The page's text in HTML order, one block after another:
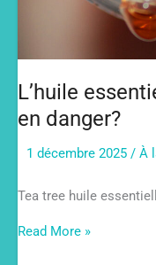
L’huile
en danger?
1 décembre 2025 / À
Tea tree huile
L’huile
Read More »